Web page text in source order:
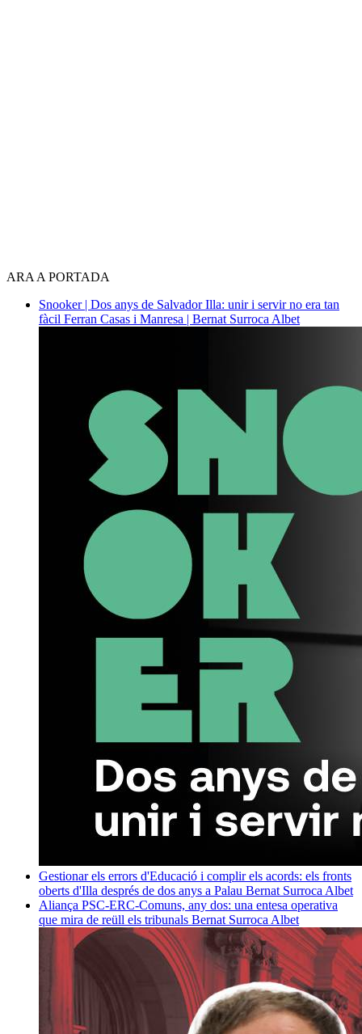
ARA A PORTADA
Snooker | Dos anys de Salvador Illa: unir i servir no era tan
fàcil Ferran Casas i Manresa | Bernat Surroca Albet
Gestionar els errors d'Educació i complir els acords: els fronts
oberts d'Illa després de dos anys a Palau Bernat Surroca Albet
Aliança PSC-ERC-Comuns, any dos: una entesa operativa
que mira de reüll els tribunals Bernat Surroca Albet